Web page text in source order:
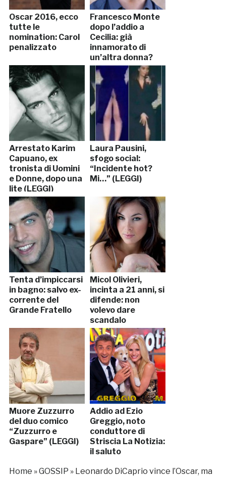
Oscar 2016, ecco
tutte le
nomination: Carol
penalizzato
Francesco Monte
dopo l’addio a
Cecilia: già
innamorato di
un’altra donna?
Arrestato Karim
Capuano, ex
tronista di Uomini
e Donne, dopo una
lite (LEGGI)
Laura Pausini,
sfogo social:
“Incidente hot?
Mi…” (LEGGI)
Tenta d’impiccarsi
in bagno: salvo ex-
corrente del
Grande Fratello
Micol Olivieri,
incinta a 21 anni, si
difende: non
volevo dare
scandalo
Muore Zuzzurro
del duo comico
“Zuzzurro e
Gaspare” (LEGGI)
Addio ad Ezio
Greggio, noto
conduttore di
Striscia La Notizia:
il saluto
Home »GOSSIP » Leonardo DiCaprio vince l’Oscar, ma